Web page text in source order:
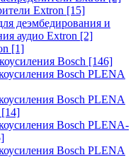
Extron [15]
деэмбедирования и
аудио Extron [2]
[1]
Bosch [146]
Bosch PLENA
Bosch PLENA
[14]
Bosch PLENA-
Bosch PLENA